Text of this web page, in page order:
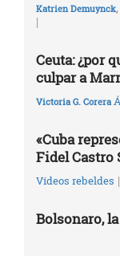
Katrien Demuynck,
|
Ceuta: ¿por
culpar a
Victoria G. Corera
«Cuba
Fidel Castro
Vídeos rebeldes |
Bolsonaro,